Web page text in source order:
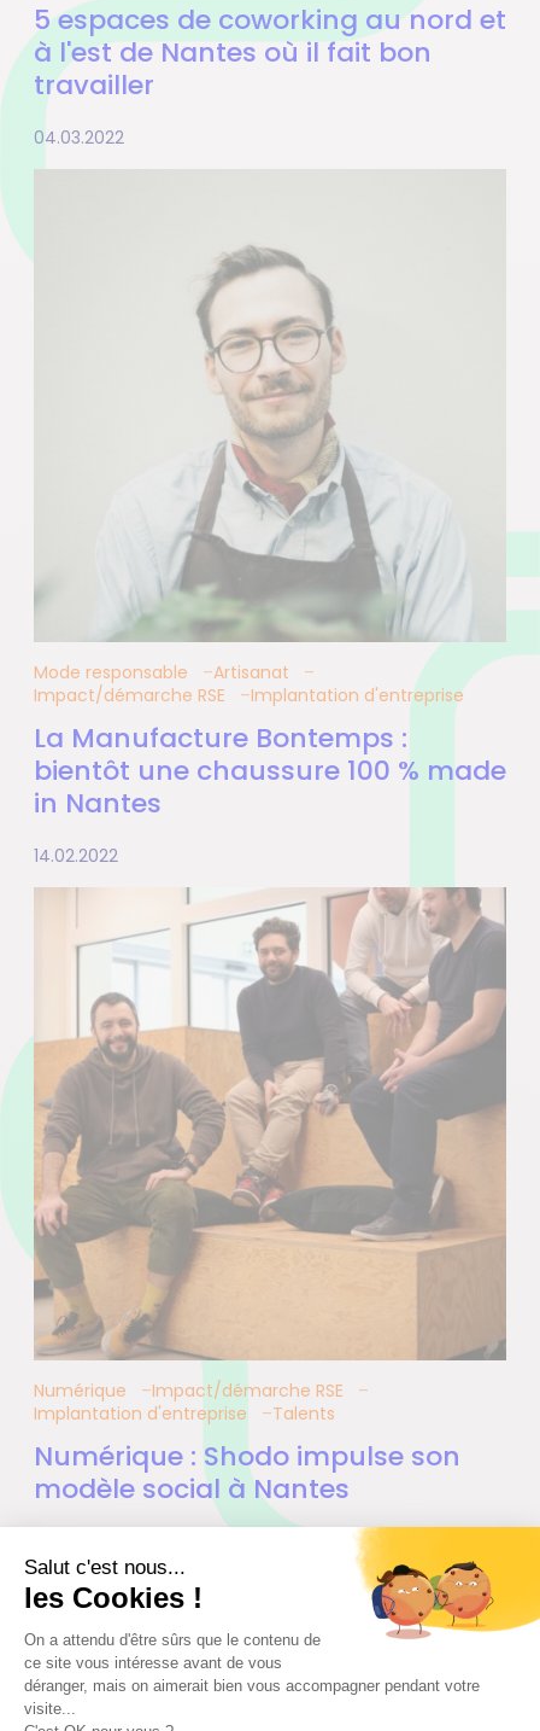
5 espaces de coworking au nord et
à l'est de Nantes où il fait bon
travailler
04.03.2022
Mode responsable
Artisanat
Impact/démarche RSE
Implantation d'entreprise
La Manufacture Bontemps :
bientôt une chaussure 100 % made
in Nantes
14.02.2022
Numérique
Impact/démarche RSE
Implantation d'entreprise
Talents
Numérique : Shodo impulse son
modèle social à Nantes